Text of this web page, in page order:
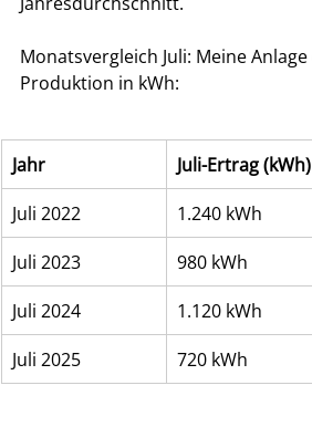
Monatsvergleich Juli: Meine Anlage
Produktion in kWh:
Jahr Juli-Ertrag (kWh)
Juli 2022
1.240 kWh
Juli 2023
980 kWh
Juli 2024
1.120 kWh
Juli 2025
720 kWh